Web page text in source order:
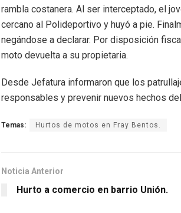
rambla costanera. Al ser interceptado, el
cercano al Polideportivo y huyó a pie.
negándose a declarar. Por disposición
moto devuelta a su propietaria.
Desde Jefatura informaron que los
responsables y prevenir nuevos hechos
Temas: Hurtos de motos en Fray Bentos.
Noticia Anterior
Hurto a comercio en barrio Unión.